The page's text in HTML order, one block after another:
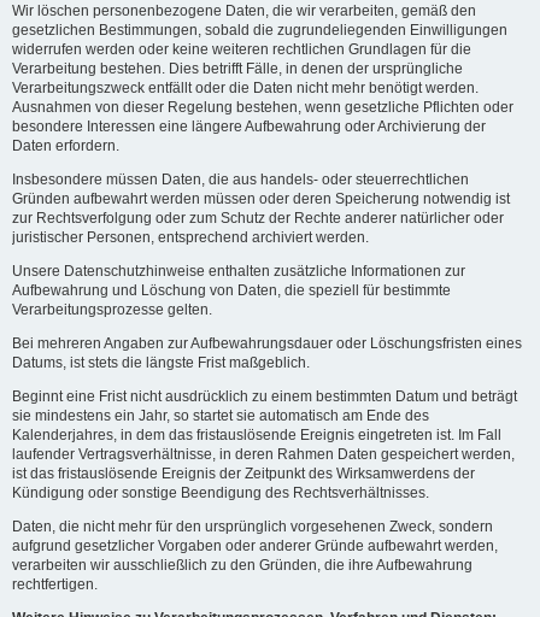
Wir löschen personenbezogene Daten, die wir verarbeiten, gemäß den
gesetzlichen Bestimmungen, sobald die zugrundeliegenden Einwilligungen
widerrufen werden oder keine weiteren rechtlichen Grundlagen für die
Verarbeitung bestehen. Dies betrifft Fälle, in denen der ursprüngliche
Verarbeitungszweck entfällt oder die Daten nicht mehr benötigt werden.
Ausnahmen von dieser Regelung bestehen, wenn gesetzliche Pflichten oder
besondere Interessen eine längere Aufbewahrung oder Archivierung der
Daten erfordern.
Insbesondere müssen Daten, die aus handels- oder steuerrechtlichen
Gründen aufbewahrt werden müssen oder deren Speicherung notwendig ist
zur Rechtsverfolgung oder zum Schutz der Rechte anderer natürlicher oder
juristischer Personen, entsprechend archiviert werden.
Unsere Datenschutzhinweise enthalten zusätzliche Informationen zur
Aufbewahrung und Löschung von Daten, die speziell für bestimmte
Verarbeitungsprozesse gelten.
Bei mehreren Angaben zur Aufbewahrungsdauer oder Löschungsfristen eines
Datums, ist stets die längste Frist maßgeblich.
Beginnt eine Frist nicht ausdrücklich zu einem bestimmten Datum und beträgt
sie mindestens ein Jahr, so startet sie automatisch am Ende des
Kalenderjahres, in dem das fristauslösende Ereignis eingetreten ist. Im Fall
laufender Vertragsverhältnisse, in deren Rahmen Daten gespeichert werden,
ist das fristauslösende Ereignis der Zeitpunkt des Wirksamwerdens der
Kündigung oder sonstige Beendigung des Rechtsverhältnisses.
Daten, die nicht mehr für den ursprünglich vorgesehenen Zweck, sondern
aufgrund gesetzlicher Vorgaben oder anderer Gründe aufbewahrt werden,
verarbeiten wir ausschließlich zu den Gründen, die ihre Aufbewahrung
rechtfertigen.